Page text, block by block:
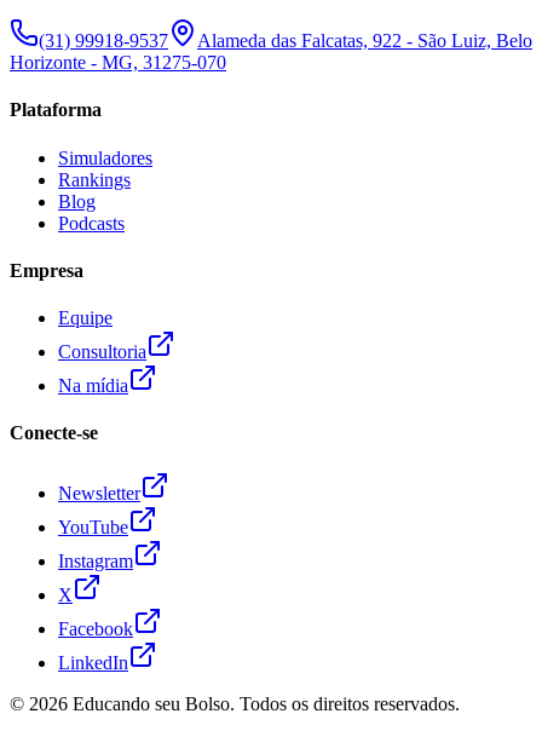
(31) 99918-9537
Alameda das Falcatas, 922 - São Luiz, Belo
Horizonte - MG, 31275-070
Plataforma
Simuladores
Rankings
Blog
Podcasts
Empresa
Equipe
Consultoria
Na mídia
Conecte-se
Newsletter
YouTube
Instagram
X
Facebook
LinkedIn
© 2026 Educando seu Bolso. Todos os direitos reservados.